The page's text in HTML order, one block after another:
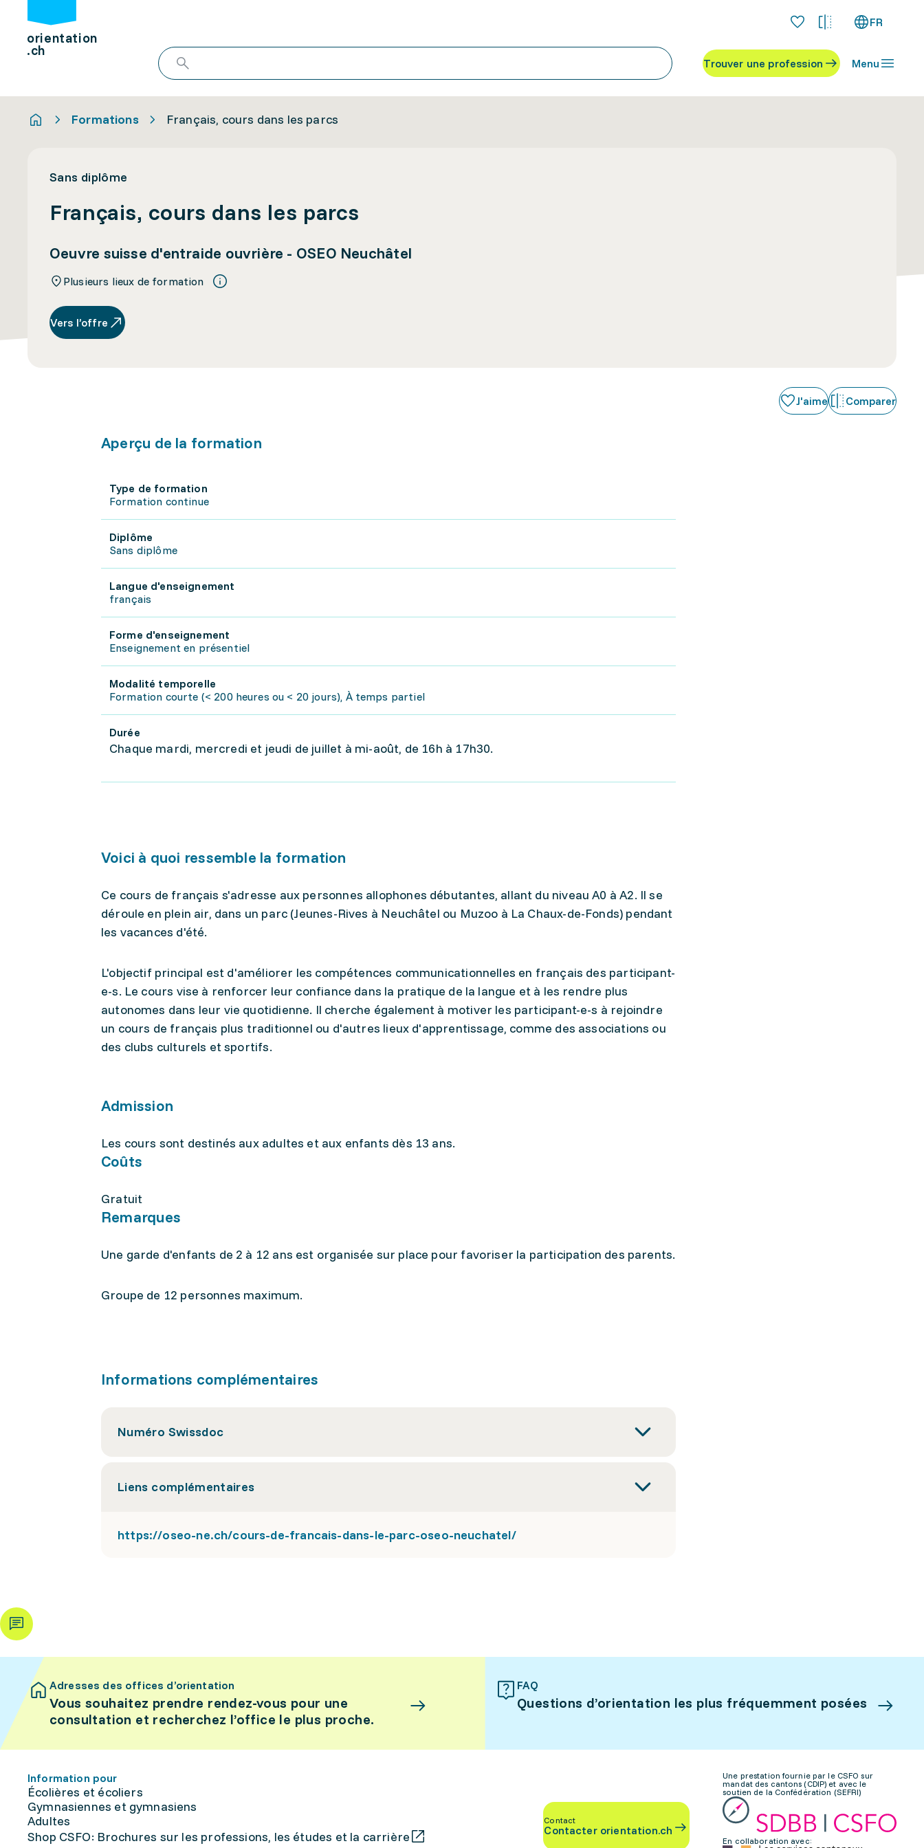
orientation
.ch
FR
Trouver une profession Menu
Formations Français, cours dans les parcs
Sans diplôme
Français, cours dans les parcs
Oeuvre suisse d'entraide ouvrière - OSEO Neuchâtel
Plusieurs lieux de formation
Vers l’offre
J'aime Comparer
Aperçu de la formation
Type de formation
Formation continue
Diplôme
Sans diplôme
Langue d'enseignement
français
Forme d'enseignement
Enseignement en présentiel
Modalité temporelle
Formation courte (< 200 heures ou < 20 jours), À temps partiel
Durée
Chaque mardi, mercredi et jeudi de juillet à mi-août, de 16h à 17h30.
Voici à quoi ressemble la formation
Ce cours de français s'adresse aux personnes allophones débutantes, allant du niveau A0 à A2. Il se
déroule en plein air, dans un parc (Jeunes-Rives à Neuchâtel ou Muzoo à La Chaux-de-Fonds) pendant
les vacances d'été.
L'objectif principal est d'améliorer les compétences communicationnelles en français des participant-
e-s. Le cours vise à renforcer leur confiance dans la pratique de la langue et à les rendre plus
autonomes dans leur vie quotidienne. Il cherche également à motiver les participant-e-s à rejoindre
un cours de français plus traditionnel ou d'autres lieux d'apprentissage, comme des associations ou
des clubs culturels et sportifs.
Admission
Les cours sont destinés aux adultes et aux enfants dès 13 ans.
Coûts
Gratuit
Remarques
Une garde d'enfants de 2 à 12 ans est organisée sur place pour favoriser la participation des parents.
Groupe de 12 personnes maximum.
Informations complémentaires
Numéro Swissdoc
Liens complémentaires
https://oseo-ne.ch/cours-de-francais-dans-le-parc-oseo-neuchatel/
Adresses des offices d’orientation
Vous souhaitez prendre rendez-vous pour une
consultation et recherchez l’office le plus proche.
FAQ
Questions d’orientation les plus fréquemment posées
Information pour
Écolières et écoliers
Gymnasiennes et gymnasiens
Adultes
Shop CSFO: Brochures sur les professions, les études et la carrière
Contact
Contacter orientation.ch
Une prestation fournie par le CSFO sur
mandat des cantons (CDIP) et avec le
soutien de la Confédération (SEFRI)
En collaboration avec: